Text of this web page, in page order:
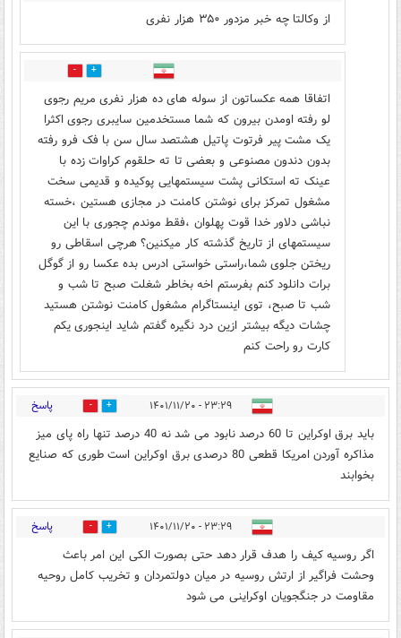
از وکالتا چه خبر مزدور ۳۵۰ هزار نفری
0
اتفاقا همه عکساتون از سوله های ده هزار نفری مریم رجوی
لو رفته اومدن بیرون که شما مستخدمین سایبری رجوی اکثرا
یک مشت پیر فرتوت پاتیل هشتصد سال سن با فک فرو رفته
بدون دندون مصنوعی و بعضی تا ته حلقوم کراوات زده با
عینک ته استکانی پشت سیستمهایی پوکیده و قدیمی سخت
مشغول تمرکز برای نوشتن کامنت در مجازی هستین ،خسته
نباشی دلاور خدا قوت پهلوان ،فقط موندم چجوری با این
سیستمهای از تاریخ گذشته کار میکنین؟ هرچی اسقاطی رو
ریختن جلوی شما،راستی خواستی ادرس بده عکسا رو از گوگل
برات دانلود کنم بفرستم اخه بخاطر شغلت صبح تا شب و
شب تا صبح، توی اینستاگرام مشغول کامنت نوشتن هستید
چشات دیگه بیشتر ازین درد نگیره گفتم شاید اینجوری یکم
کارت رو راحت کنم
۲۳:۲۹ - ۱۴۰۱/۱۱/۲۰ 0 پاسخ
باید برق اوکراین تا 60 درصد نابود می شد نه 40 درصد تنها راه پای میز
مذاکره آوردن امریکا قطعی 80 درصدی برق اوکراین است طوری که صنایع
بخوابند
۲۳:۲۹ - ۱۴۰۱/۱۱/۲۰ 0 پاسخ
اگر روسیه کیف را هدف قرار دهد حتی بصورت الکی این امر باعث
وحشت فراگیر از ارتش روسیه در میان دولتمردان و تخریب کامل روحیه
مقاومت در جنگجویان اوکراینی می شود